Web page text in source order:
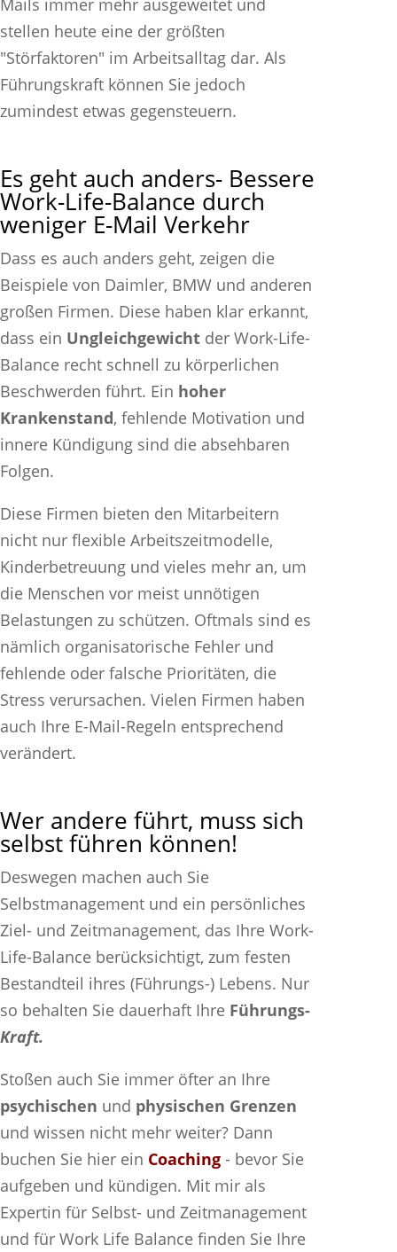
Mails immer mehr ausgeweitet und
stellen heute eine der größten
"Störfaktoren" im Arbeitsalltag dar. Als
Führungskraft können Sie jedoch
zumindest etwas gegensteuern.
Es geht auch anders- Bessere
Work-Life-Balance durch
weniger E-Mail Verkehr
Dass es auch anders geht, zeigen die
Beispiele von Daimler, BMW und anderen
großen Firmen. Diese haben klar erkannt,
dass ein Ungleichgewicht der Work-Life-
Balance recht schnell zu körperlichen
Beschwerden führt. Ein hoher
Krankenstand, fehlende Motivation und
innere Kündigung sind die absehbaren
Folgen.
Diese Firmen bieten den Mitarbeitern
nicht nur flexible Arbeitszeitmodelle,
Kinderbetreuung und vieles mehr an, um
die Menschen vor meist unnötigen
Belastungen zu schützen. Oftmals sind es
nämlich organisatorische Fehler und
fehlende oder falsche Prioritäten, die
Stress verursachen. Vielen Firmen haben
auch Ihre E-Mail-Regeln entsprechend
verändert.
Wer andere führt, muss sich
selbst führen können!
Deswegen machen auch Sie
Selbstmanagement und ein persönliches
Ziel- und Zeitmanagement, das Ihre Work-
Life-Balance berücksichtigt, zum festen
Bestandteil ihres (Führungs-) Lebens. Nur
so behalten Sie dauerhaft Ihre Führungs-
Kraft.
Stoßen auch Sie immer öfter an Ihre
psychischen und physischen Grenzen
und wissen nicht mehr weiter? Dann
buchen Sie hier ein Coaching - bevor Sie
aufgeben und kündigen. Mit mir als
Expertin für Selbst- und Zeitmanagement
und für Work Life Balance finden Sie Ihre